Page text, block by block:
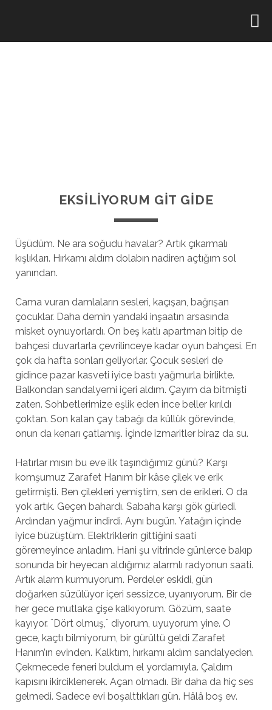
EKSİLİYORUM GİT GİDE
Üşüdüm. Ne ara soğudu havalar? Artık çıkarmalı
kışlıkları. Hırkamı aldım dolabın nadiren açtığım sol
yanından.
Cama vuran damlaların sesleri, kaçışan, bağrışan
çocuklar. Daha demin yandaki inşaatın arsasında
misket oynuyorlardı. On beş katlı apartman bitip de
bahçesi duvarlarla çevrilinceye kadar oyun bahçesi. En
çok da hafta sonları geliyorlar. Çocuk sesleri de
gidince pazar kasveti iyice bastı yağmurla birlikte.
Balkondan sandalyemi içeri aldım. Çayım da bitmişti
zaten. Sohbetlerimize eşlik eden ince beller kırıldı
çoktan. Son kalan çay tabağı da küllük görevinde,
onun da kenarı çatlamış. İçinde izmaritler biraz da su.
Hatırlar mısın bu eve ilk taşındığımız günü? Karşı
komşumuz Zarafet Hanım bir kâse çilek ve erik
getirmişti. Ben çilekleri yemiştim, sen de erikleri. O da
yok artık. Geçen bahardı. Sabaha karşı gök gürledi.
Ardından yağmur indirdi. Aynı bugün. Yatağın içinde
iyice büzüştüm. Elektriklerin gittiğini saati
göremeyince anladım. Hani şu vitrinde günlerce bakıp
sonunda bir heyecan aldığımız alarmlı radyonun saati.
Artık alarm kurmuyorum. Perdeler eskidi, gün
doğarken süzülüyor içeri sessizce, uyanıyorum. Bir de
her gece mutlaka çişe kalkıyorum. Gözüm, saate
kayıyor. ¨Dört olmuş,¨ diyorum, uyuyorum yine. O
gece, kaçtı bilmiyorum, bir gürültü geldi Zarafet
Hanım’ın evinden. Kalktım, hırkamı aldım sandalyeden.
Çekmecede feneri buldum el yordamıyla. Çaldım
kapısını ikirciklenerek. Açan olmadı. Bir daha da hiç ses
gelmedi. Sadece evi boşalttıkları gün. Hâlâ boş ev.